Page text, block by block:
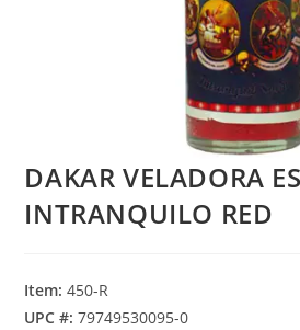
DAKAR VELADORA
INTRANQUILO RED
Item: 450-R
UPC #:79749530095-0